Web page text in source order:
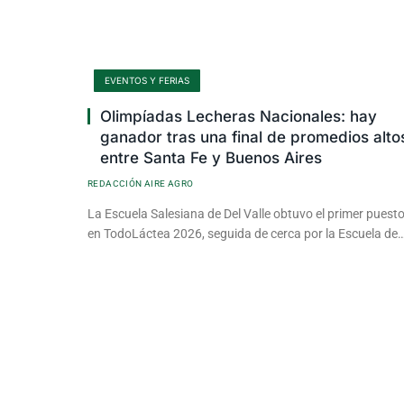
EVENTOS Y FERIAS
Olimpíadas Lecheras Nacionales: hay
ganador tras una final de promedios
entre Santa Fe y Buenos Aires
REDACCIÓN AIRE AGRO
La Escuela Salesiana de Del Valle obtuvo el primer puesto
en TodoLáctea 2026, seguida de cerca por la Escuela